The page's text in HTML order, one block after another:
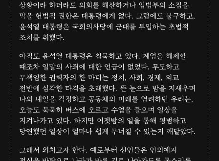
상황이라 하더라도 의회를 해산하거나 입법부의 소집을
막을 헌법적 권한은 대통령에게 없다. 그럼에도 불구하고,
윤석열 대통령은 국회의사당에 군대를 투입하는 초법적
조치를 취했다.
아직도 윤석열 대통령은 침묵하고 있다. 계엄을 해제할
때조차 일말의 사죄에 대한 언급이 없었다. 무모하고
무책임한 권력자의 한 마디는 정치, 사회, 경제, 외교
전반에 심각한 타격을 초래했다. 뜬 눈으로 밤을 지새우며
나의 내일을 걱정하고 공동체의 미래를 염려하던 우리는,
오늘도 묵묵히 버스에 오르고 수업을 들으며 일상을
지켜나가고 있다. 하지만 어젯밤의 일을 통해 평범하고
당연했던 일상이 얼마나 쉽게 무너질 수 있는지 깨달았다.
그래서 외치고자 한다. 예로부터 선인들은 인의예지